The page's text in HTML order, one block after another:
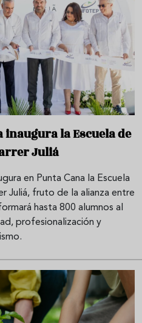
la Escuela de
Juliá
en Punta Cana la Escuela
Juliá, fruto de la alianza entre
hasta 800 alumnos al
profesionalización y